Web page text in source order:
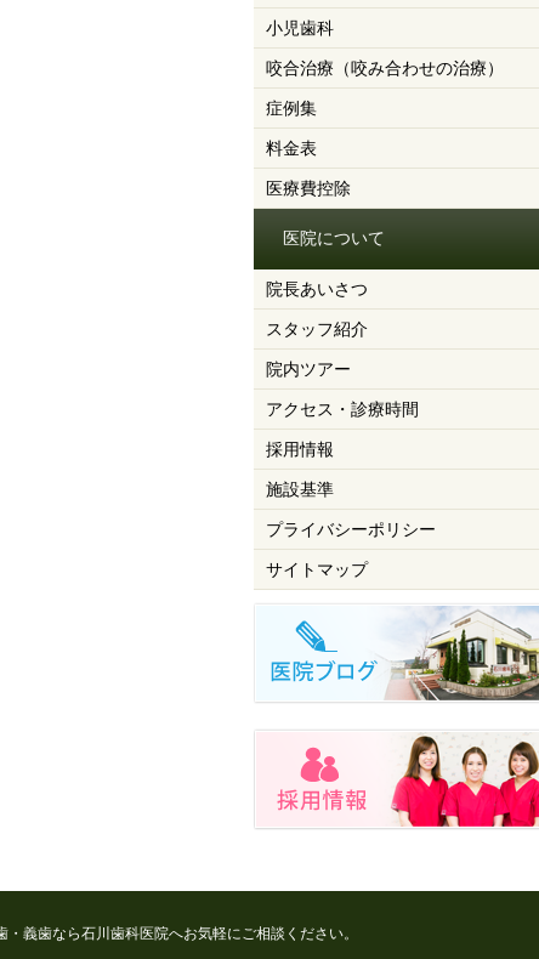
小児歯科
咬合治療（咬み合わせの治療）
症例集
料金表
医療費控除
医院について
院長あいさつ
スタッフ紹介
院内ツアー
アクセス・診療時間
採用情報
施設基準
プライバシーポリシー
サイトマップ
義歯なら石川歯科医院へお気軽にご相談ください。